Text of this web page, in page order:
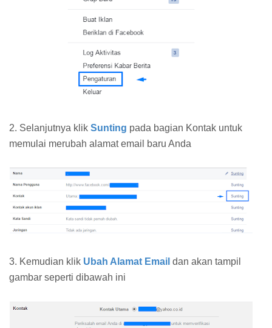
2. Selanjutnya klik Sunting pada bagian Kontak untuk
memulai merubah alamat email baru Anda
3. Kemudian klik Ubah Alamat Email dan akan tampil
gambar seperti dibawah ini